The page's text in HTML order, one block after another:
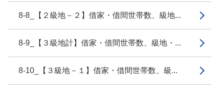
8-8_【２級地－２】借家・借間世帯数、級地...
8-9_【３級地計】借家・借間世帯数、級地・...
8-10_【３級地－１】借家・借間世帯数、級...